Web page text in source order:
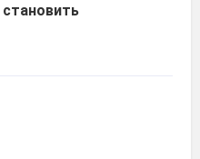
становить